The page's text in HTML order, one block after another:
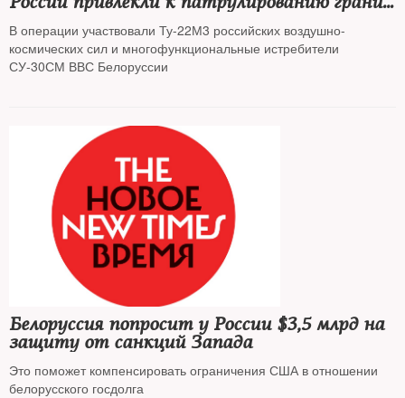
Белоруссии
В операции участвовали Ту-22М3 российских воздушно-
космических сил и многофункциональные истребители
СУ-30СМ ВВС Белоруссии
Белоруссия попросит у России $3,5 млрд на
защиту от санкций Запада
Это поможет компенсировать ограничения США в отношении
белорусского госдолга